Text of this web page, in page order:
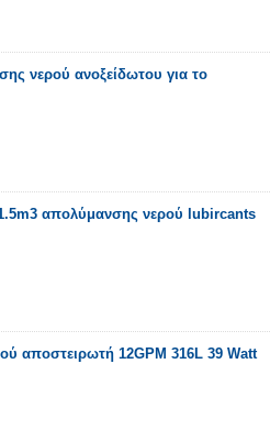
νερού ανοξείδωτου για το
απολύμανσης νερού lubircants
αποστειρωτή 12GPM 316L 39 Watt